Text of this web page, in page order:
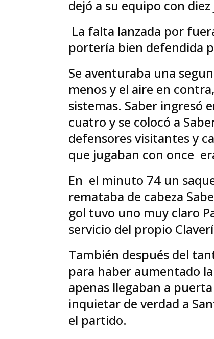
dejó a su equipo con
La falta lanzada por
portería bien defendida
Se aventuraba una
menos y el aire en
sistemas. Saber ingresó
cuatro y se colocó a
defensores visitantes y
que jugaban con once
En el minuto 74 un
remataba de cabeza
gol tuvo uno muy claro
servicio del propio
También después del
para haber aumentado
apenas llegaban a
inquietar de verdad a
el partido.